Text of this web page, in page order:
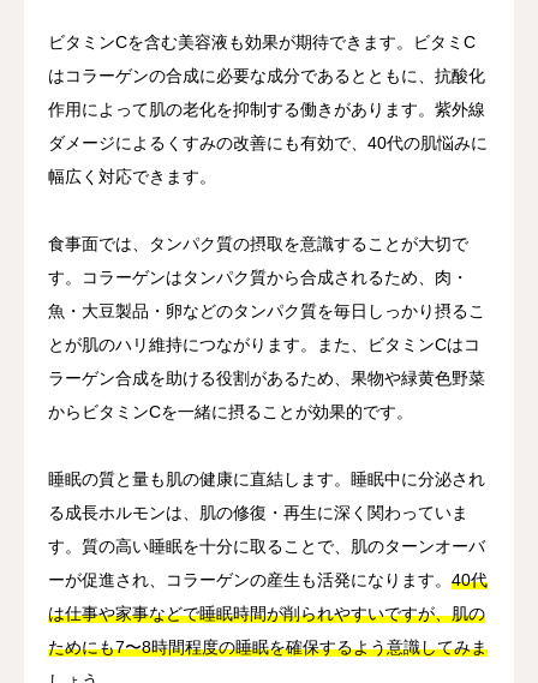
ビタミンCを含む美容液も効果が期待できます。ビタミC
はコラーゲンの合成に必要な成分であるとともに、抗酸化
作用によって肌の老化を抑制する働きがあります。紫外線
ダメージによるくすみの改善にも有効で、40代の肌悩みに
幅広く対応できます。
食事面では、タンパク質の摂取を意識することが大切で
す。コラーゲンはタンパク質から合成されるため、肉・
魚・大豆製品・卵などのタンパク質を毎日しっかり摂るこ
とが肌のハリ維持につながります。また、ビタミンCはコ
ラーゲン合成を助ける役割があるため、果物や緑黄色野菜
からビタミンCを一緒に摂ることが効果的です。
睡眠の質と量も肌の健康に直結します。睡眠中に分泌され
る成長ホルモンは、肌の修復・再生に深く関わっていま
す。質の高い睡眠を十分に取ることで、肌のターンオーバ
ーが促進され、コラーゲンの産生も活発になります。 40代
は仕事や家事などで睡眠時間が削られやすいですが、肌の
ためにも7〜8時間程度の睡眠を確保するよう意識してみま